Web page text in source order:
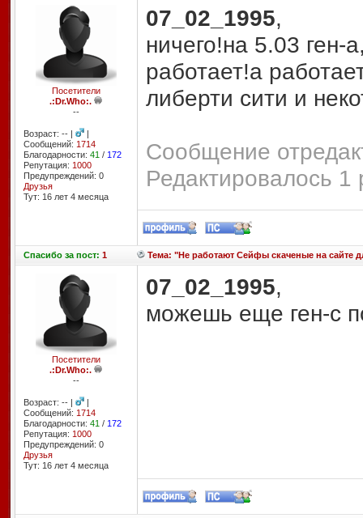
Посетители
.:Dr.Who:.
--
Возраст: -- |
|
Сообщений: 1714
Благодарности: 41 / 172
Репутация: 1000
Предупреждений: 0
Друзья
Тут: 16 лет 4 месяцa
07_02_1995,
ничего!на 5.03 ген-
работает!а
либерти сити и
Сообщение
Редактировалось 1
Спасибоза пост: 1 Тема: "Не работают Сейфы скаченые на сайте
Посетители
.:Dr.Who:.
--
Возраст: -- |
|
Сообщений: 1714
Благодарности: 41 / 172
Репутация: 1000
Предупреждений: 0
Друзья
Тут: 16 лет 4 месяцa
07_02_1995,
можешь еще ген-с